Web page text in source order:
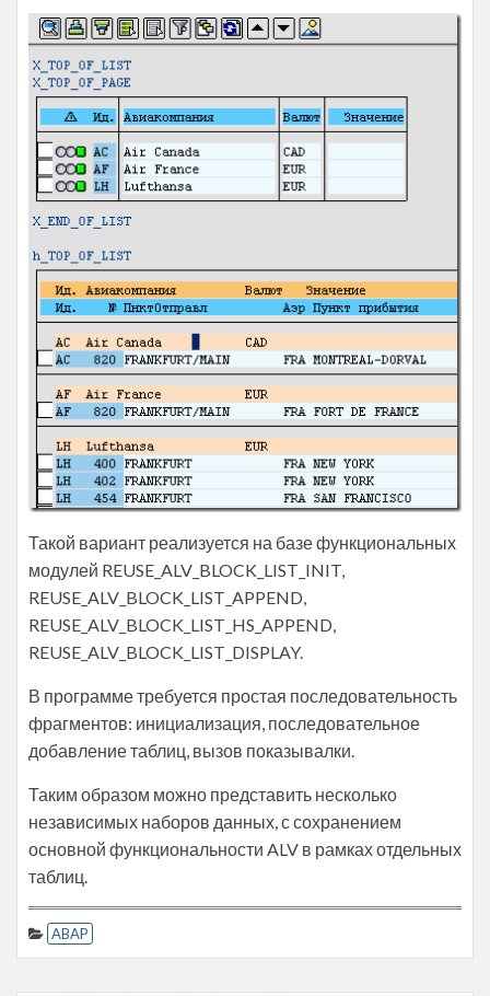
Такой вариант реализуется на базе функциональных
модулей REUSE_ALV_BLOCK_LIST_INIT,
REUSE_ALV_BLOCK_LIST_APPEND,
REUSE_ALV_BLOCK_LIST_HS_APPEND,
REUSE_ALV_BLOCK_LIST_DISPLAY.
В программе требуется простая последовательность
фрагментов: инициализация, последовательное
добавление таблиц, вызов показывалки.
Таким образом можно представить несколько
независимых наборов данных, с сохранением
основной функциональности ALV в рамках отдельных
таблиц.
ABAP